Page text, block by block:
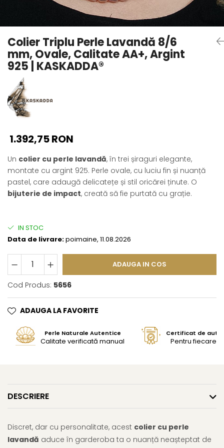
Seturi Perle cu Argint
Pandantive cu Perle
Brose cu Perle
Colier Triplu Perle Lavandă 8/6
mm, Ovale, Calitate AA+, Argint
925 | KASKADDA®
1.392,75 RON
Un colier cu perle lavandă, în trei șiraguri elegante,
montate cu argint 925. Perle ovale, cu luciu fin și nuanță
pastel, care adaugă delicatețe și stil oricărei ținute. O
bijuterie de impact, creată să fie purtată cu grație.
IN STOC
Data de livrare:poimaine, 11.08.2026
ADAUGA IN COS
Cod Produs: 5656
ADAUGA LA FAVORITE
Perle Naturale Autentice
Calitate verificată manual
Certificat de
Pentru fiecare
DESCRIERE
Discret, dar cu personalitate, acest colier cu perle
lavandă aduce în garderoba ta o nuanță neașteptat de